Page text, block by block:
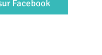
Facebook